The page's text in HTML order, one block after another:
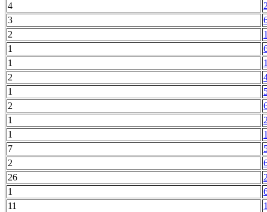
4
3
2
1
1
2
1
2
1
1
7
2
26
1
11